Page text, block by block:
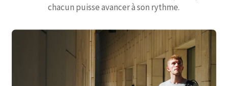
chacun puisse avancer à son rythme.